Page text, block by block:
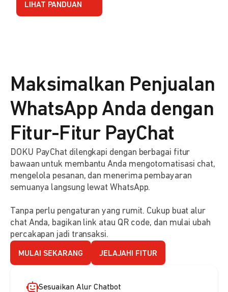
LIHAT PANDUAN
Maksimalkan Penjualan
WhatsApp Anda dengan
Fitur-Fitur PayChat
DOKU PayChat dilengkapi dengan berbagai fitur
bawaan untuk membantu Anda mengotomatisasi chat,
mengelola pesanan, dan menerima pembayaran
semuanya langsung lewat WhatsApp.
Tanpa perlu pengaturan yang rumit. Cukup buat alur
chat Anda, bagikan link atau QR code, dan mulai ubah
percakapan jadi transaksi.
MULAI SEKARANG JELAJAHI FITUR
Sesuaikan Alur Chatbot